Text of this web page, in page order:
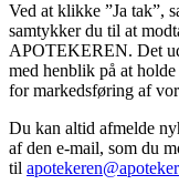
Ved at klikke ”Ja tak”,
samtykker du til at
APOTEKEREN. Det
med henblik på at
for markedsføring af
Du kan altid afmelde
af den e-mail, som du
til